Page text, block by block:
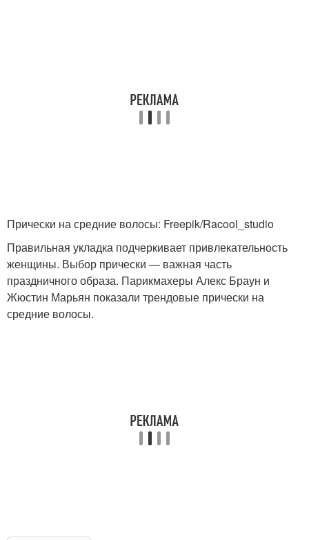
Прическа с цветочным
Объемная прическа Прическа с косой
Прически на средние волосы: Freepik/Racool_studio
Правильная укладка подчеркивает привлекательность
женщины. Выбор прически — важная часть
праздничного образа. Парикмахеры Алекс Браун и
Жюстин Марьян показали трендовые прически на
средние волосы.